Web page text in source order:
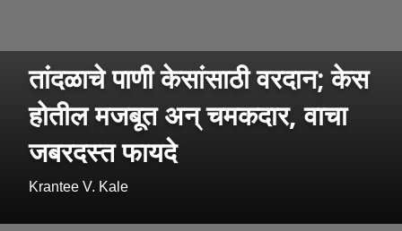
तांदळाचे पाणी केसांसाठी वरदान; केस
होतील मजबूत अन् चमकदार, वाचा
जबरदस्त फायदे
Krantee V. Kale